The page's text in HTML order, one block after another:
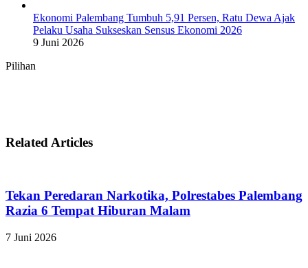
Ekonomi Palembang Tumbuh 5,91 Persen, Ratu Dewa Ajak
Pelaku Usaha Sukseskan Sensus Ekonomi 2026
9 Juni 2026
Pilihan
Related Articles
Tekan Peredaran Narkotika, Polrestabes Palembang
Razia 6 Tempat Hiburan Malam
7 Juni 2026